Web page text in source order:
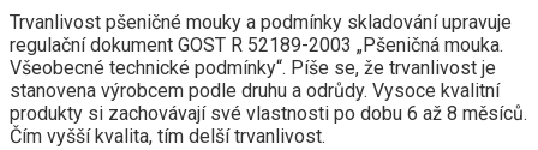
Trvanlivost pšeničné mouky a podmínky skladování upravuje
regulační dokument GOST R 52189-2003 „Pšeničná mouka.
Všeobecné technické podmínky“. Píše se, že trvanlivost je
stanovena výrobcem podle druhu a odrůdy. Vysoce kvalitní
produkty si zachovávají své vlastnosti po dobu 6 až 8 měsíců.
Čím vyšší kvalita, tím delší trvanlivost.